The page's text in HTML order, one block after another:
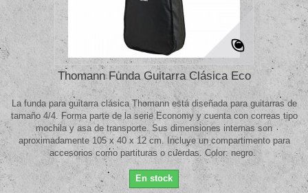
Thomann Funda Guitarra Clásica Eco
La funda para guitarra clásica Thomann está diseñada para guitarras de
tamaño 4/4. Forma parte de la serie Economy y cuenta con correas tipo
mochila y asa de transporte. Sus dimensiones internas son
aproximadamente 105 x 40 x 12 cm. Incluye un compartimento para
accesorios como partituras o cuerdas. Color: negro.
En stock